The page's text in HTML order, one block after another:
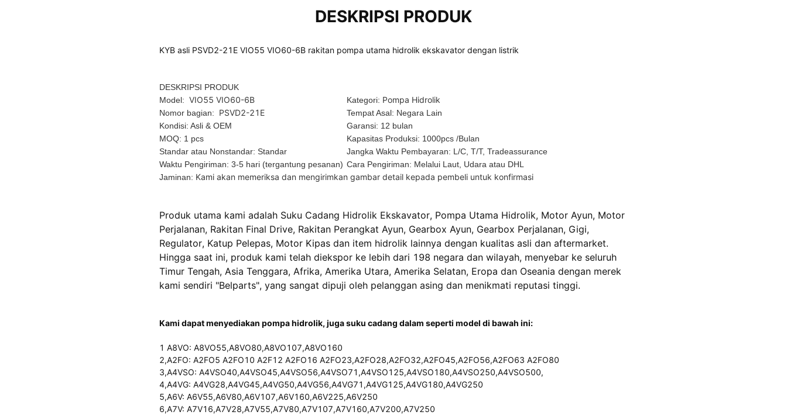
DESKRIPSI PRODUK
KYB asli PSVD2-21E VIO55 VIO60-6B rakitan pompa utama hidrolik ekskavator dengan listrik
DESKRIPSI PRODUK
Model: VIO55 VIO60-6B Kategori: Pompa Hidrolik
Nomor bagian: PSVD2-21E
Tempat Asal: Negara Lain
Kondisi: Asli & OEM
Garansi: 12 bulan
MOQ: 1 pcs
Kapasitas Produksi: 1000pcs /Bulan
Standar atau Nonstandar: Standar
Jangka Waktu Pembayaran: L/C, T/T, Tradeassurance
Waktu Pengiriman: 3-5 hari (tergantung pesanan) Cara Pengiriman: Melalui Laut, Udara atau DHL
Jaminan: Kami akan memeriksa dan mengirimkan gambar detail kepada pembeli untuk konfirmasi
Produk utama kami adalah Suku Cadang Hidrolik Ekskavator, Pompa Utama Hidrolik, Motor Ayun, Motor
Perjalanan, Rakitan Final Drive, Rakitan Perangkat Ayun, Gearbox Ayun, Gearbox Perjalanan, Gigi,
Regulator, Katup Pelepas, Motor Kipas dan item hidrolik lainnya dengan kualitas asli dan aftermarket.
Hingga saat ini, produk kami telah diekspor ke lebih dari 198 negara dan wilayah, menyebar ke seluruh
Timur Tengah, Asia Tenggara, Afrika, Amerika Utara, Amerika Selatan, Eropa dan Oseania dengan merek
kami sendiri "Belparts", yang sangat dipuji oleh pelanggan asing dan menikmati reputasi tinggi.
Kami dapat menyediakan pompa hidrolik, juga suku cadang dalam seperti model di bawah ini:
1 A8VO: A8VO55,A8VO80,A8VO107,A8VO160
2,A2FO: A2FO5 A2FO10 A2F12 A2FO16 A2FO23,A2FO28,A2FO32,A2FO45,A2FO56,A2FO63 A2FO80
3,A4VSO: A4VSO40,A4VSO45,A4VSO56,A4VSO71,A4VSO125,A4VSO180,A4VSO250,A4VSO500,
4,A4VG: A4VG28,A4VG45,A4VG50,A4VG56,A4VG71,A4VG125,A4VG180,A4VG250
5,A6V: A6V55,A6V80,A6V107,A6V160,A6V225,A6V250
6,A7V: A7V16,A7V28,A7V55,A7V80,A7V107,A7V160,A7V200,A7V250